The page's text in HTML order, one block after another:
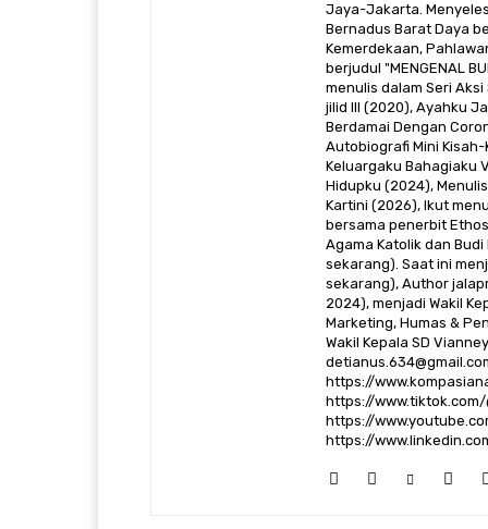
Jaya-Jakarta.
Bernadus Barat Daya
Kemerdekaan,
berjudul "MENGENAL
menulis dalam Seri
jilid III (2020), Ayahku
Berdamai Dengan
Autobiografi Mini Kisah-
Keluargaku Bahagiaku
Hidupku (2024),
Kartini (2026), Ikut
bersama penerbit
Agama Katolik dan
sekarang). Saat ini
sekarang), Author
2024), menjadi Wakil
Marketing, Humas &
Wakil Kepala SD
https://
https://www.tiktok.com/
https://
https://